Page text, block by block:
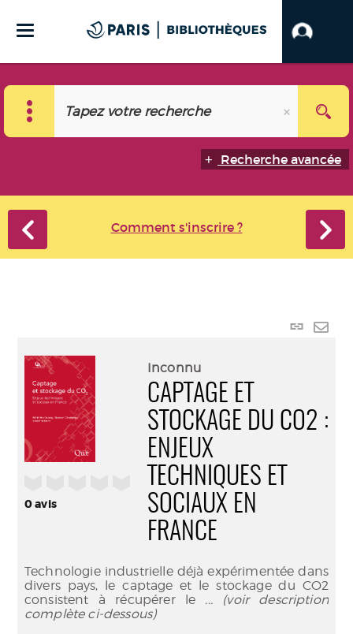
Recherche avancée
Comment s'inscrire ?
Lien
0avis
Inconnu
CAPTAGE ET
STOCKAGE DU CO2 :
ENJEUX
TECHNIQUES ET
SOCIAUX EN
FRANCE
Technologie industrielle déjà expérimentée dans
divers pays, le captage et le stockage du CO2
consistent à récupérer le ... (voir description
complète ci-dessous)